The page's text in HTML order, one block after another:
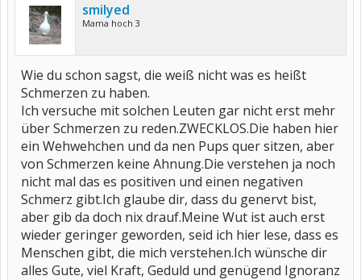
smilyed
Mama hoch 3
Wie du schon sagst, die weiß nicht was es heißt
Schmerzen zu haben.
Ich versuche mit solchen Leuten gar nicht erst mehr
über Schmerzen zu reden.ZWECKLOS.Die haben hier
ein Wehwehchen und da nen Pups quer sitzen, aber
von Schmerzen keine Ahnung.Die verstehen ja noch
nicht mal das es positiven und einen negativen
Schmerz gibt.Ich glaube dir, dass du genervt bist,
aber gib da doch nix drauf.Meine Wut ist auch erst
wieder geringer geworden, seid ich hier lese, dass es
Menschen gibt, die mich verstehen.Ich wünsche dir
alles Gute, viel Kraft, Geduld und genügend Ignoranz